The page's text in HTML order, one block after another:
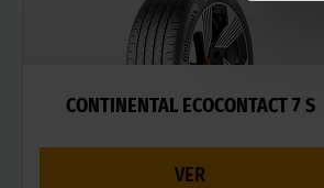
CONTINENTAL ECOCONTACT 7 S
VER